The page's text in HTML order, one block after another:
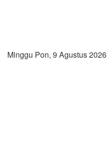
Minggu Pon, 9 Agustus 2026